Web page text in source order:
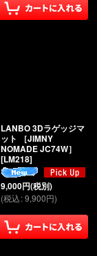
LANBO 3Dラゲッジマ
ット ［JIMNY
NOMADE JC74W］
[LM218]
9,000円(税別)
(税込:9,900円)